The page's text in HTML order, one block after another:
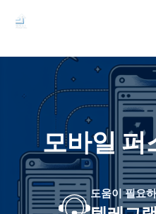
로
모바일 퍼
도움이 필요